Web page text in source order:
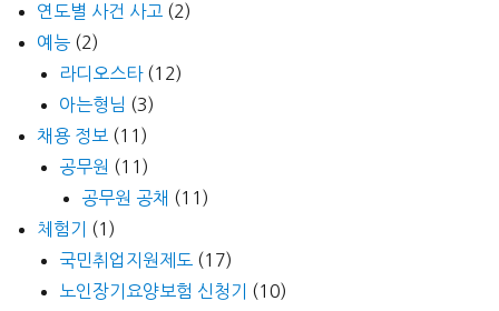
연도별 사건 사고 (2)
예능 (2)
라디오스타(12)
아는형님 (3)
채용 정보 (11)
공무원 (11)
공무원 공채 (11)
체험기
(1)
국민취업지원제도 (17)
노인장기요양보험 신청기
(10)